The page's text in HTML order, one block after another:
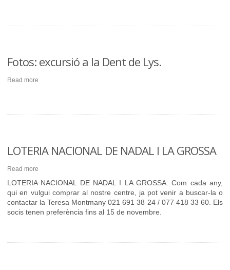
Fotos: excursió a la Dent de Lys.
Read more
LOTERIA NACIONAL DE NADAL I LA GROSSA
Read more
LOTERIA NACIONAL DE NADAL I LA GROSSA: Com cada any,
qui en vulgui comprar al nostre centre, ja pot venir a buscar-la o
contactar la Teresa Montmany 021 691 38 24 / 077 418 33 60. Els
socis tenen preferència fins al 15 de novembre.